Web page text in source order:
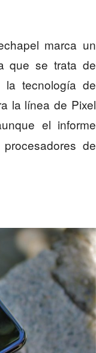
marca un
que se trata de
la tecnología de
la línea de Pixel
el informe
de